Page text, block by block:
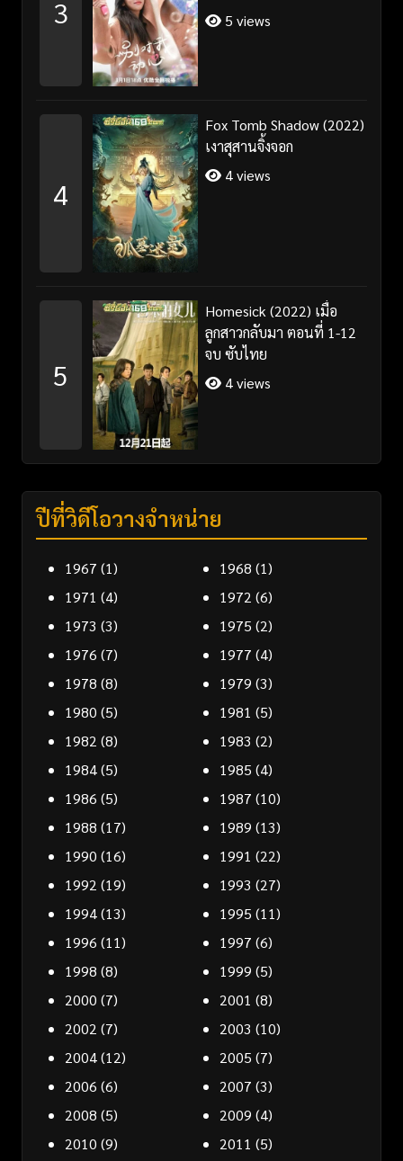
3
5 views
4
Fox Tomb Shadow (2022)
เงาสุสานจิ้งจอก
4 views
5
Homesick (2022) เมื่อ
ลูกสาวกลับมา ตอนที่ 1-12
จบ ซับไทย
4 views
ปีที่วิดีโอวางจำหน่าย
1967 (1) 1968 (1)
1971 (4) 1972 (6)
1973 (3) 1975 (2)
1976 (7) 1977 (4)
1978 (8) 1979 (3)
1980 (5) 1981 (5)
1982 (8) 1983 (2)
1984(5) 1985 (4)
1986 (5) 1987 (10)
1988 (17) 1989 (13)
1990 (16) 1991 (22)
1992 (19) 1993 (27)
1994(13) 1995 (11)
1996 (11) 1997 (6)
1998 (8) 1999 (5)
2000 (7) 2001 (8)
2002 (7) 2003 (10)
2004(12) 2005 (7)
2006 (6) 2007 (3)
2008 (5) 2009 (4)
2010 (9) 2011 (5)